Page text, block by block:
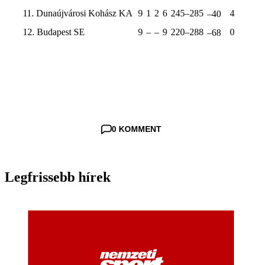
11. Dunaújvárosi Kohász KA
9 1 2 6 245–285 –40
4
12. Budapest SE
9 – – 9 220–288 –68 0
0 KOMMENT
Legfrissebb hírek